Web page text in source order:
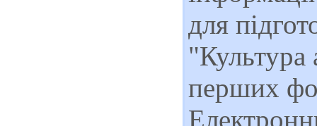
для
"Культура
перших